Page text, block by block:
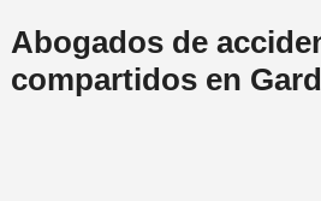
Abogados de
compartidos en